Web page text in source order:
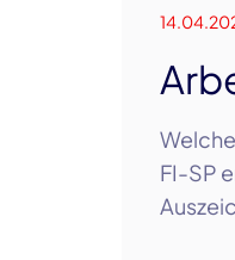
FI-SP